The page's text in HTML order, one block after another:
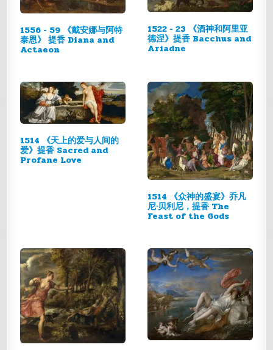
1556 - 59 《戴安娜与阿特
泰恩》 提香 Diana and
Actaeon
1522 - 23 《酒神和阿里亚
德涅》提香 Bacchus and
Ariadne
1514 《天上的爱与人间的
爱》提香 Sacred and
Profane Love
1514 《众神的盛宴》乔凡
尼·贝利尼，提香 The
Feast of the Gods